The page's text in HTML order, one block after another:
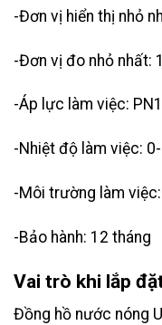
-Đơn vị hiển thị nhỏ
-Đơn vị đo nhỏ nhất:
-Áp lực làm việc:
-Nhiệt độ làm việc:
-Môi trường làm
-Bảo hành: 12 tháng
Vai trò khi lắp
Đồng hồ nước nóng